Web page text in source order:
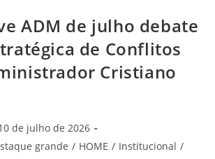
ADM de julho debate
de Conflitos
Cristiano
de julho de 2026
grande / HOME / Institucional /